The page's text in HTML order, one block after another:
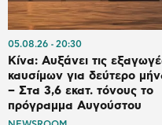
05.08.26 20:30
Κίνα: Αυξάνει τις
καυσίμων για δεύτερο
– Στα 3,6 εκατ. τόνους το
πρόγραμμα Αυγούστου